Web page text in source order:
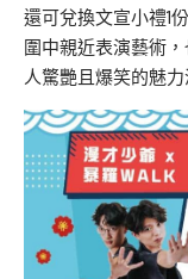
還可兌換文宣小禮1
圍中親近表演藝術
人驚艷且爆笑的魅力